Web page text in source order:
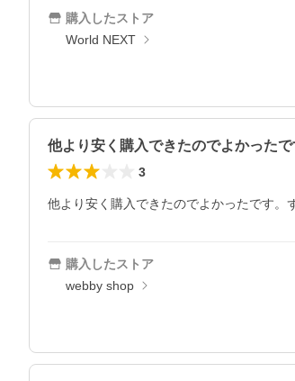
購入したストア
World NEXT
他より安く購入できたのでよかった
3
他より安く購入できたのでよかったです。
購入したストア
webby shop